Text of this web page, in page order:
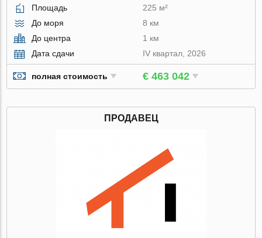
Площадь
225 м²
До моря
8 км
До центра
1 км
Дата сдачи
IV квартал, 2026
полная стоимость € 463 042
ПРОДАВЕЦ